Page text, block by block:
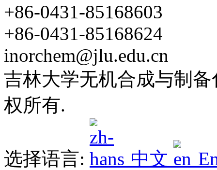
+86-0431-85168603
+86-0431-85168624
inorchem@jlu.edu.cn
吉林大学无机合成与制
权所有.
选择语言: 中文